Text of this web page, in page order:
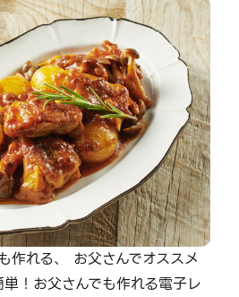
作れる、 お父さんでオススメ
！お父さんでも作れる電子レ